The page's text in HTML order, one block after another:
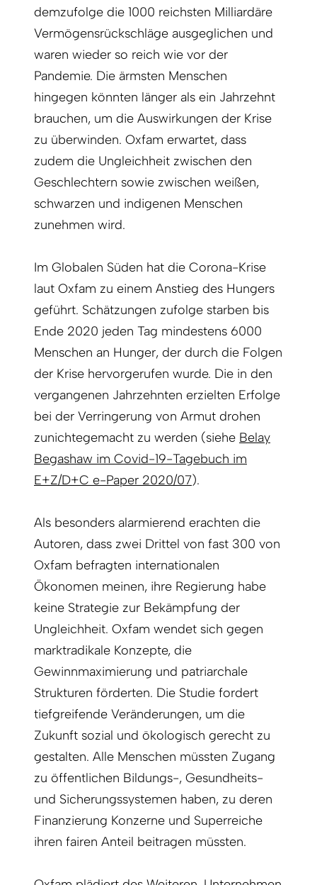
demzufolge die 1000 reichsten Milliardäre
Vermögensrückschläge ausgeglichen und
waren wieder so reich wie vor der
Pandemie. Die ärmsten Menschen
hingegen könnten länger als ein Jahrzehnt
brauchen, um die Auswirkungen der Krise
zu überwinden. Oxfam erwartet, dass
zudem die Ungleichheit zwischen den
Geschlechtern sowie zwischen weißen,
schwarzen und indigenen Menschen
zunehmen wird.
Im Globalen Süden hat die Corona-Krise
laut Oxfam zu einem Anstieg des Hungers
geführt. Schätzungen zufolge starben bis
Ende 2020 jeden Tag mindestens 6000
Menschen an Hunger, der durch die Folgen
der Krise hervorgerufen wurde. Die in den
vergangenen Jahrzehnten erzielten Erfolge
bei der Verringerung von Armut drohen
zunichtegemacht zu werden (siehe Belay
Begashaw im Covid-19-Tagebuch im
E+Z/D+C e-Paper 2020/07).
Als besonders alarmierend erachten die
Autoren, dass zwei Drittel von fast 300 von
Oxfam befragten internationalen
Ökonomen meinen, ihre Regierung habe
keine Strategie zur Bekämpfung der
Ungleichheit. Oxfam wendet sich gegen
marktradikale Konzepte, die
Gewinnmaximierung und patriarchale
Strukturen förderten. Die Studie fordert
tiefgreifende Veränderungen, um die
Zukunft sozial und ökologisch gerecht zu
gestalten. Alle Menschen müssten Zugang
zu öffentlichen Bildungs-, Gesundheits-
und Sicherungssystemen haben, zu deren
Finanzierung Konzerne und Superreiche
ihren fairen Anteil beitragen müssten.